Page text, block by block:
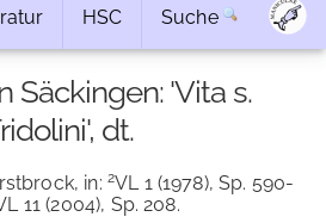
HSC Suche
Säckingen: 'Vita s.
dt.
in: 2VL 1 (1978), Sp. 590-
11 (2004), Sp. 208.